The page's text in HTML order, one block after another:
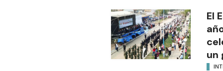
El
un